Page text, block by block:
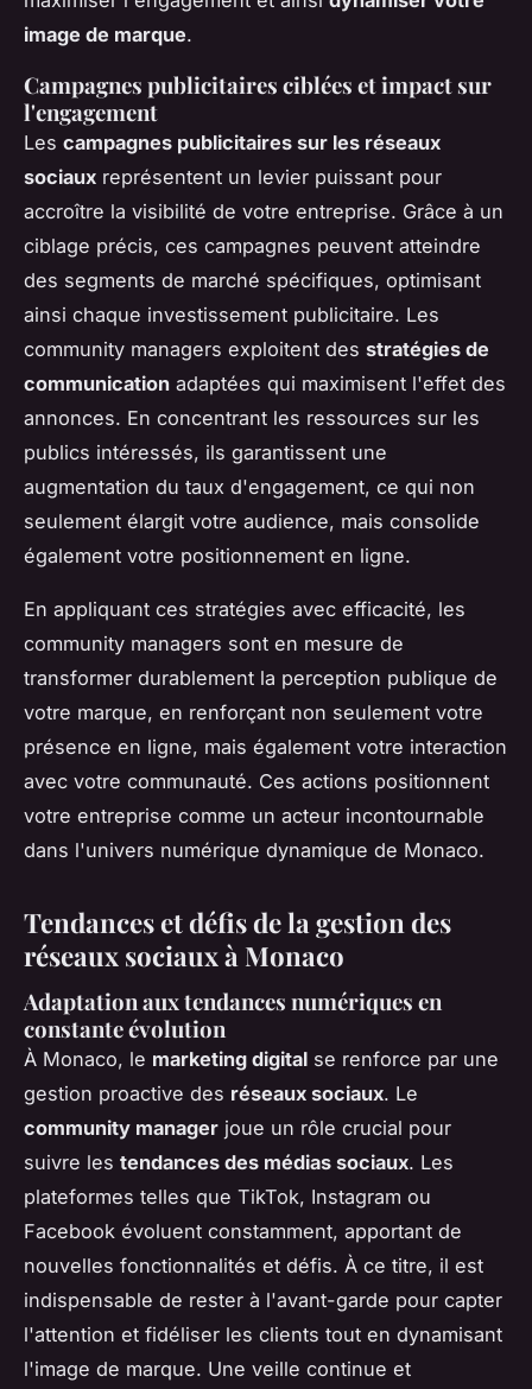
image de marque.
Campagnes publicitaires ciblées et impact sur
l'engagement
Les campagnes publicitaires sur les réseaux
sociaux représentent un levier puissant pour
accroître la visibilité de votre entreprise. Grâce à un
ciblage précis, ces campagnes peuvent atteindre
des segments de marché spécifiques, optimisant
ainsi chaque investissement publicitaire. Les
community managers exploitent des stratégies de
communication adaptées qui maximisent l'effet des
annonces. En concentrant les ressources sur les
publics intéressés, ils garantissent une
augmentation du taux d'engagement, ce qui non
seulement élargit votre audience, mais consolide
également votre positionnement en ligne.
En appliquant ces stratégies avec efficacité, les
community managers sont en mesure de
transformer durablement la perception publique de
votre marque, en renforçant non seulement votre
présence en ligne, mais également votre interaction
avec votre communauté. Ces actions positionnent
votre entreprise comme un acteur incontournable
dans l'univers numérique dynamique de Monaco.
Tendances et défis de la gestion des
réseaux sociaux à Monaco
Adaptation aux tendances numériques en
constante évolution
À Monaco, le marketing digital se renforce par une
gestion proactive des réseaux sociaux. Le
community manager joue un rôle crucial pour
suivre les tendances des médias sociaux. Les
plateformes telles que TikTok, Instagram ou
Facebook évoluent constamment, apportant de
nouvelles fonctionnalités et défis. À ce titre, il est
indispensable de rester à l'avant-garde pour capter
l'attention et fidéliser les clients tout en dynamisant
l'image de marque. Une veille continue et